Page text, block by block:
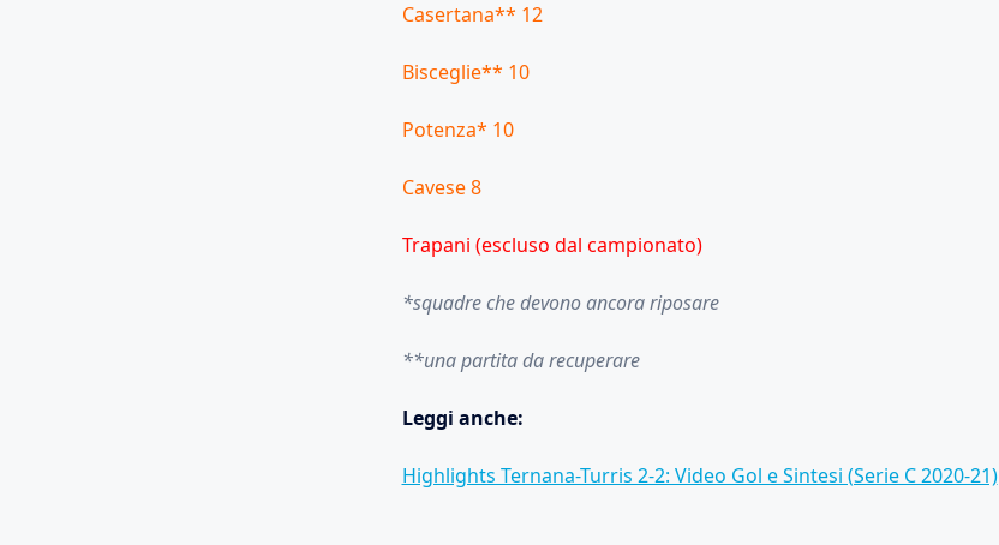
Casertana** 12
Bisceglie** 10
Potenza* 10
Cavese 8
Trapani (escluso dal campionato)
*squadre che devono ancora riposare
**una partita da recuperare
Leggi anche:
Highlights Ternana-Turris 2-2: Video Gol e Sintesi (Serie C 2020-21)